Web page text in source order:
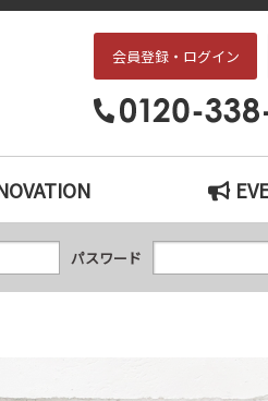
）｜枚方・交野エリアの中古戸建て
会員登録・ログイン
パスワード